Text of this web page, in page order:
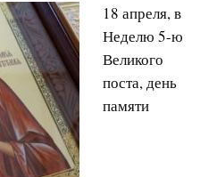
18 апреля, в
Неделю 5-ю
Великого
поста, день
памяти